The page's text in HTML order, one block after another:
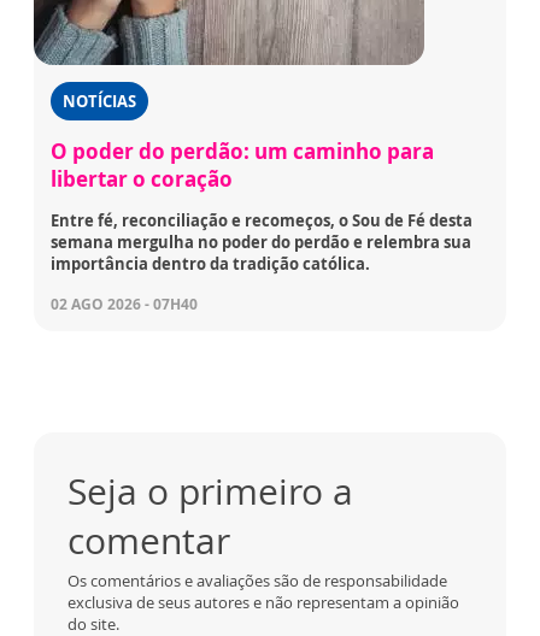
NOTÍCIAS
O poder do perdão: um caminho para
libertar o coração
Entre fé, reconciliação e recomeços, o Sou de Fé desta
semana mergulha no poder do perdão e relembra sua
importância dentro da tradição católica.
02 AGO 2026 - 07H40
Seja o primeiro a
comentar
Os comentários e avaliações são de responsabilidade
exclusiva de seus autores e não representam a opinião
do site.